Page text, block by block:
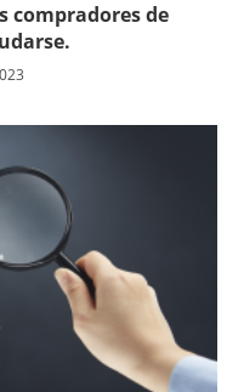
compradores de